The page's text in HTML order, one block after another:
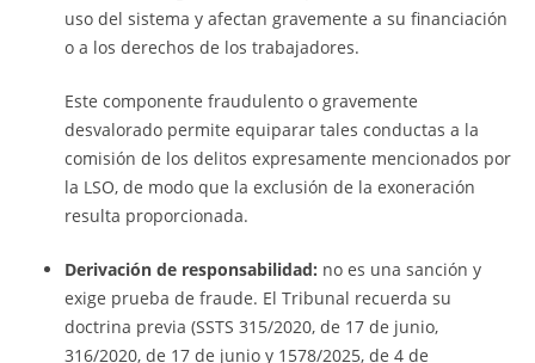
uso del sistema y afectan gravemente a su financiación
o a los derechos de los trabajadores.
Este componente fraudulento o gravemente
desvalorado permite equiparar tales conductas a la
comisión de los delitos expresamente mencionados por
la LSO, de modo que la exclusión de la exoneración
resulta proporcionada.
Derivación de responsabilidad: no es una sanción y
exige prueba de fraude. El Tribunal recuerda su
doctrina previa (SSTS 315/2020, de 17 de junio,
316/2020, de 17 de junio y 1578/2025, de 4 de